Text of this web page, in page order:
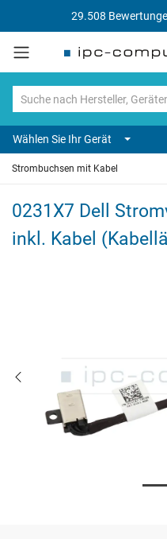
29.508
Wählen Sie Ihr Gerät
Strombuchsen mit Kabel
0231X7 Dell
inkl. Kabel